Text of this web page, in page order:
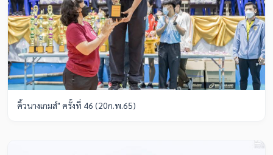
คิ้วนางเกมส์" ครั้งที่ 46 (20ก.พ.65)